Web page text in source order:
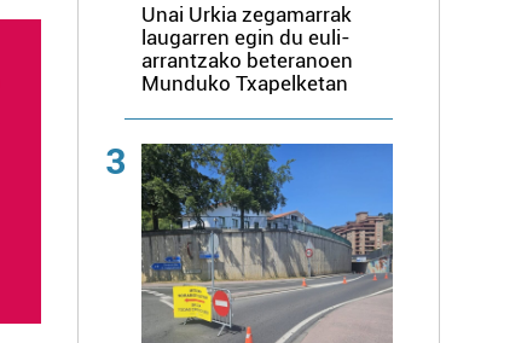
Unai Urkia zegamarrak
laugarren egin du euli-
arrantzako beteranoen
Munduko Txapelketan
3